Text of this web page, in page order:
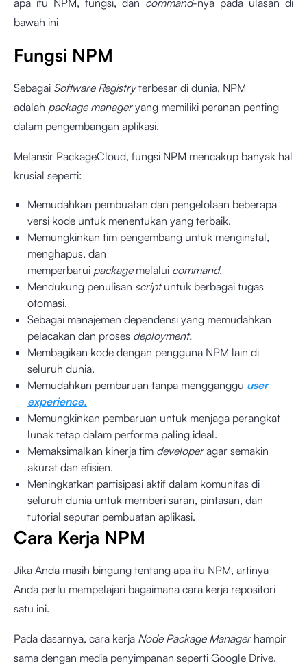
apa itu NPM, fungsi, dan command-nya pada ulasan di
bawah ini
Fungsi NPM
Sebagai Software Registryterbesar di dunia, NPM
adalah package manageryang memiliki peranan penting
dalam pengembangan aplikasi.
Melansir PackageCloud, fungsi NPM mencakup banyak hal
krusial seperti:
Memudahkan pembuatan dan pengelolaan beberapa
versi kode untuk menentukan yang terbaik.
Memungkinkan tim pengembang untuk menginstal,
menghapus, dan
memperbarui package melalui command.
Mendukung penulisan scriptuntuk berbagai tugas
otomasi.
Sebagai manajemen dependensi yang memudahkan
pelacakan dan proses deployment.
Membagikan kode dengan pengguna NPM lain di
seluruh dunia.
Memudahkan pembaruan tanpa mengganggu user
experience.
Memungkinkan pembaruan untuk menjaga perangkat
lunak tetap dalam performa paling ideal.
Memaksimalkan kinerja tim developeragar semakin
akurat dan efisien.
Meningkatkan partisipasi aktif dalam komunitas di
seluruh dunia untuk memberi saran, pintasan, dan
tutorial seputar pembuatan aplikasi.
Cara Kerja NPM
Jika Anda masih bingung tentang apa itu NPM, artinya
Anda perlu mempelajari bagaimana cara kerja repositori
satu ini.
Pada dasarnya, cara kerja Node Package Managerhampir
sama dengan media penyimpanan seperti Google Drive.